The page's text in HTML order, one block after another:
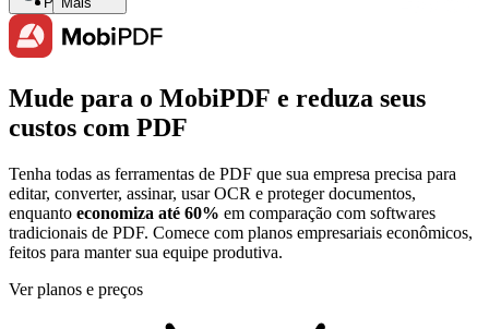
Mude para o MobiPDF e reduza seus
custos com PDF
Tenha todas as ferramentas de PDF que sua empresa precisa para
editar, converter, assinar, usar OCR e proteger documentos,
enquanto economiza até 60% em comparação com softwares
tradicionais de PDF. Comece com planos empresariais econômicos,
feitos para manter sua equipe produtiva.
Ver planos e preços